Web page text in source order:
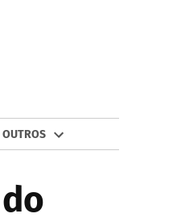
OUTROS